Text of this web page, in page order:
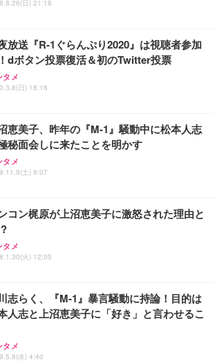
間工学 椅子 腰サポート 90度跳ね上げ式アーム
おしゃれ パソコンチェア (ホワイト)
オフィスチェア デスクチェア 肘なし メ
ュ 通気性 ランバーサポート付き 腰サポート ガ
無段階昇降 360度回転 キャスター付き コンパク
スピーカー内蔵 高さ調整 スイベル VESA対
24.5inch/280Hz/FHD】GRAPHT THE S
Gaming Monitor 24” Essential ゲーミン
ニター QD 24.5インチ 1ms FHD 量子ドット 残
型 お徳用 ワイド 100枚入 (x 1) (ケース販売)
リスオーヤマ ペットシーツ 超厚型 お徳用 レギ
ー 200枚入【Amazon.co.jp限定】
日) 21:18
放送『R-1ぐらんぷり2020』は視聴者参加
dボタン投票復活＆初のTwitter投票
タメ
日) 18:16
恵美子、昨年の『M-1』騒動中に松本人志
秘面会しに来たことを明かす
タメ
土) 9:07
コン梶原が上沼恵美子に激怒された理由と
タメ
火) 12:05
志らく、『M-1』暴言騒動に持論！目的は
人志と上沼恵美子に「好き」と言わせるこ
タメ
水) 4:40